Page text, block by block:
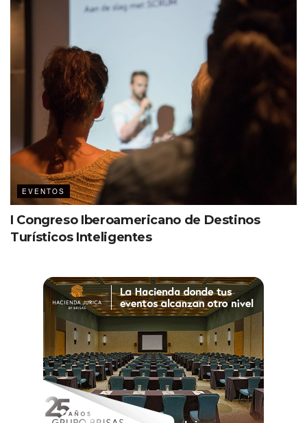
EVENTOS
I Congreso Iberoamericano de Destinos
Turísticos Inteligentes